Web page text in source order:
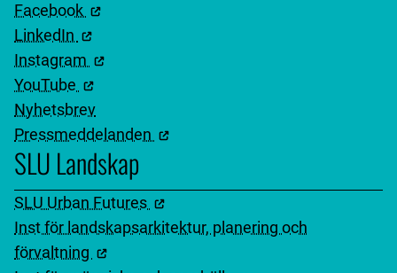
Facebook
LinkedIn
Instagram
YouTube
Nyhetsbrev
Pressmeddelanden
SLU Landskap
SLU Urban Futures
Inst för landskapsarkitektur, planering och
förvaltning